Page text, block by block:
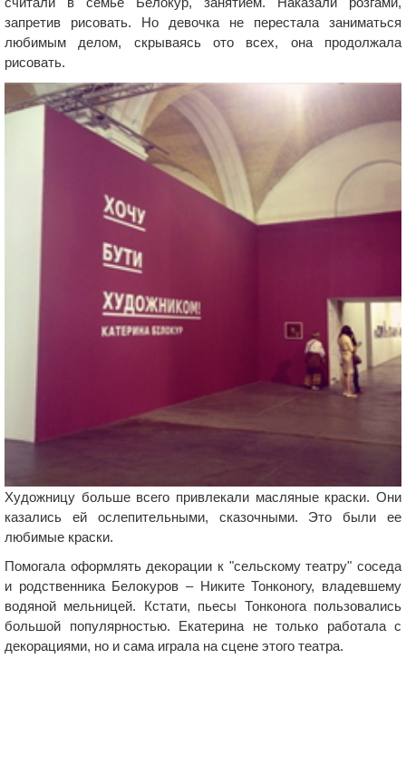
запретив рисовать. Но девочка не перестала заниматься
любимым делом, скрываясь ото всех, она продолжала
рисовать.
Художницу больше всего привлекали масляные краски. Они
казались ей ослепительными, сказочными. Это были ее
любимые краски.
Помогала оформлять декорации к "сельскому театру" соседа
и родственника Белокуров – Никите Тонконогу, владевшему
водяной мельницей. Кстати, пьесы Тонконога пользовались
большой популярностью. Екатерина не только работала с
декорациями, но и сама играла на сцене этого театра.